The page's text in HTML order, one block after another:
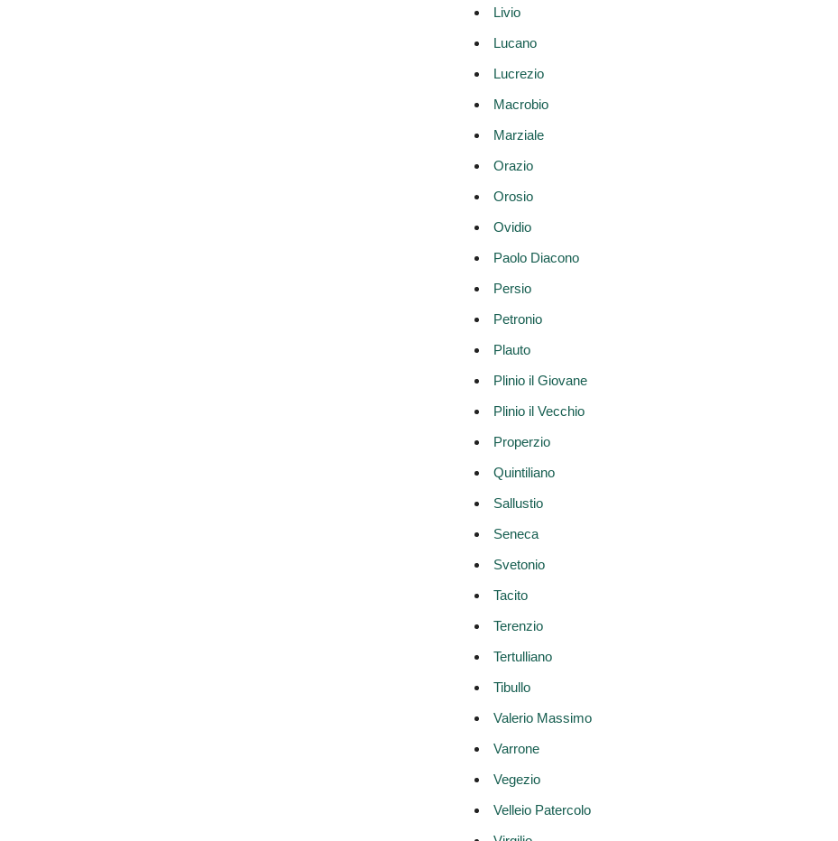
Livio
Lucano
Lucrezio
Macrobio
Marziale
Orazio
Orosio
Ovidio
Paolo Diacono
Persio
Petronio
Plauto
Plinio il Giovane
Plinio il Vecchio
Properzio
Quintiliano
Sallustio
Seneca
Svetonio
Tacito
Terenzio
Tertulliano
Tibullo
Valerio Massimo
Varrone
Vegezio
Velleio Patercolo